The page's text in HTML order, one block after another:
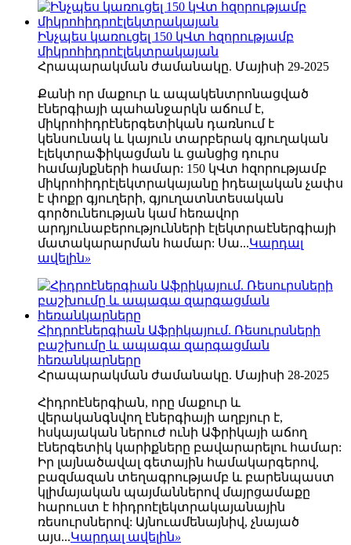
Ինչպես կառուցել 150 կՎտ հզորությամբ
միկրոհիդրոէլեկտրակայան
Հրապարակման ժամանակը. Մայիսի 29-2025
Քանի որ մաքուր և ապակենտրոնացված
էներգիայի պահանջարկն աճում է,
միկրոհիդրէներգետիկան դառնում է
կենսունակ և կայուն տարբերակ գյուղական
էլեկտրաֆիկացման և ցանցից դուրս
համայնքների համար: 150 կՎտ հզորությամբ
միկրոհիդրէլեկտրակայանը իդեալական չափս
է փոքր գյուղերի, գյուղատնտեսական
գործունեության կամ հեռավոր
արդյունաբերությունների էլեկտրաէներգիայի
մատակարարման համար: Սա...Կարդալ
ավելին»
Հիդրոէներգիան Աֆրիկայում. Ռեսուրսների
բաշխումը և ապագա զարգացման
հեռանկարները
Հրապարակման ժամանակը. Մայիսի 28-2025
Հիդրոէներգիան, որը մաքուր և
վերականգնվող էներգիայի աղբյուր է,
հսկայական ներուժ ունի Աֆրիկայի աճող
էներգետիկ կարիքները բավարարելու համար:
Իր լայնածավալ գետային համակարգերով,
բազմազան տեղագրությամբ և բարենպաստ
կլիմայական պայմաններով մայրցամաքը
հարուստ է հիդրոէլեկտրակայանային
ռեսուրսներով: Այնուամենայնիվ, չնայած
այս...Կարդալ ավելին»